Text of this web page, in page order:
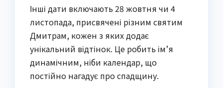
Інші дати включають 28 жовтня чи 4
листопада, присвячені різним святим
Дмитрам, кожен з яких додає
унікальний відтінок. Це робить ім’я
динамічним, ніби календар, що
постійно нагадує про спадщину.